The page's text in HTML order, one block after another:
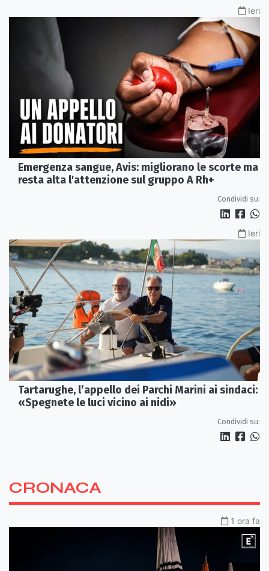
Ieri
Emergenza sangue, Avis: migliorano le scorte ma
resta alta l'attenzione sul gruppo A Rh+
Condividi su:
Ieri
Tartarughe, l’appello dei Parchi Marini ai sindaci:
«Spegnete le luci vicino ai nidi»
Condividi su:
CRONACA
1 ora fa